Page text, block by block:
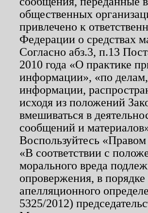
общественных
привлечено к
Федерации о средствах
Согласно абз.3, п.13
2010 года «О практике
информации», «по
информации,
исходя из положений
вмешиваться в
сообщений и
Воспользуйтесь
«В соответствии с
морального вреда
опровержения, в
апелляционного
5325/2012)